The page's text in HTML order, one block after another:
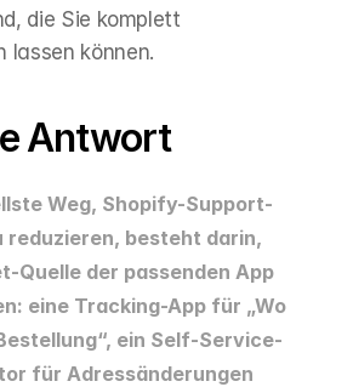
die Sie komplett
lassen können.
Antwort
Weg, Shopify-Support-
reduzieren, besteht darin,
Quelle der passenden App
eine Tracking-App für „Wo
ein Self-Service-
für Adressänderungen